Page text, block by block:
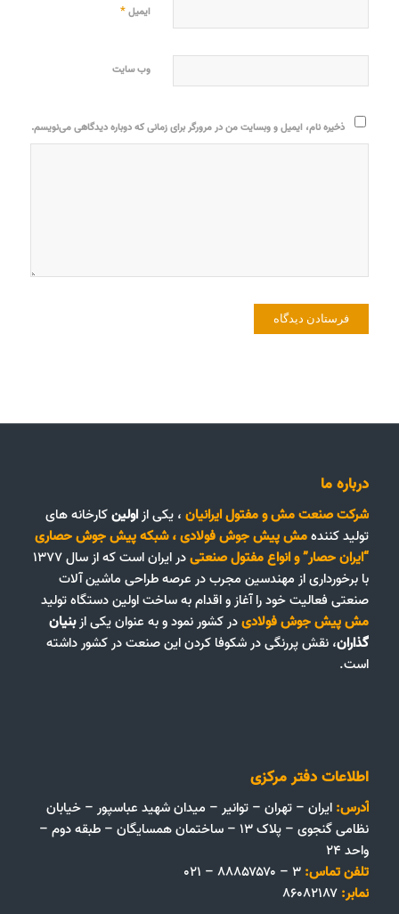
ایمیل*
وب‌ سایت
ذخیره نام، ایمیل و وبسایت من در مرورگر برای زمانی که دوباره دیدگاهی می‌نویسم.
درباره ما
شرکت صنعت مش و مفتول ایرانیان، یکی از اولینکارخانه های
تولید کنندهمش پیش جوش فولادی،شبکه پیش جوش حصاری
“ایران حصار”وانواع مفتول صنعتی
در ایران است که از سال ۱۳۷۷
با برخورداری از مهندسین مجرب در عرصه طراحی ماشین آلات
صنعتی فعالیت خود را آغاز و اقدام به ساخت اولین دستگاه تولید
مش پیش جوش فولادیدر کشور نمود و به عنوان یکی ازبنیان
گذاران، نقش پررنگی در شکوفا کردن این صنعت در کشور داشته
است.
اطلاعات دفتر مرکزی
آدرس: ایران – تهران – توانیر – میدان شهید عباسپور – خیابان
نظامی گنجوی – پلاک ۱۳ – ساختمان همسایگان – طبقه دوم –
واحد ۲۴
تلفن تماس:
نمابر: